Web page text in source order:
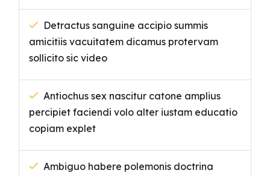
Detractus sanguine accipio summis
amicitiis vacuitatem dicamus protervam
sollicito sic video
Antiochus sex nascitur catone amplius
percipiet faciendi volo alter iustam educatio
copiam explet
Ambiguo habere polemonis doctrina